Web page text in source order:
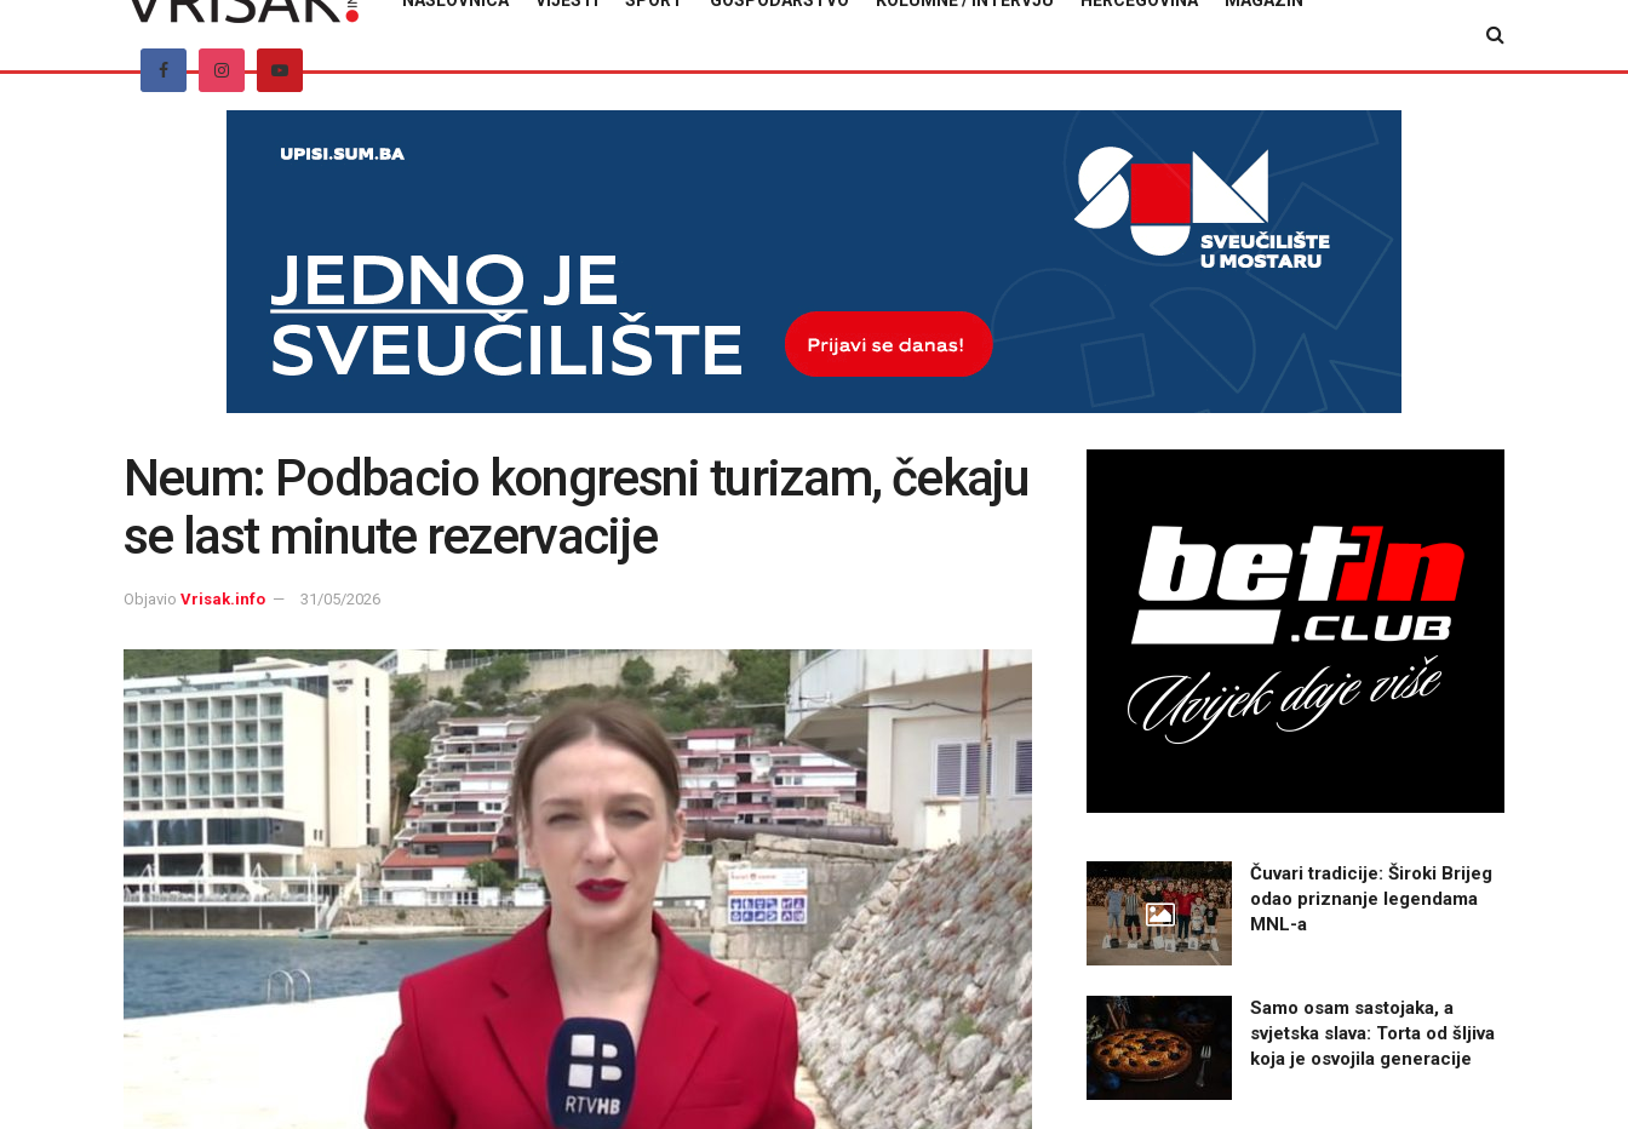
Neum: Podbacio kongresni turizam, čekaju
se last minute rezervacije
Objavio Vrisak.info 31/05/2026
Čuvari tradicije: Široki Brijeg
odao priznanje legendama
MNL-a
Samo osam sastojaka, a
svjetska slava: Torta od šljiva
koja je osvojila generacije